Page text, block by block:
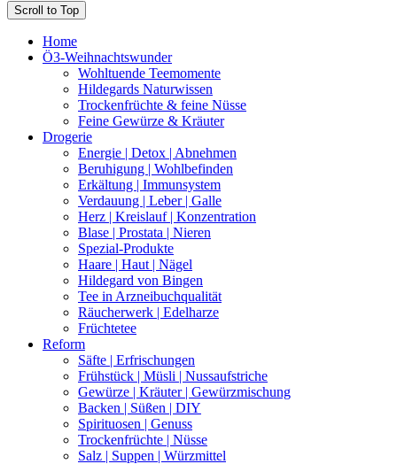
Scroll to Top
Home
Ö3-Weihnachtswunder
Wohltuende Teemomente
Hildegards Naturwissen
Trockenfrüchte & feine Nüsse
Feine Gewürze & Kräuter
Drogerie
Energie | Detox | Abnehmen
Beruhigung | Wohlbefinden
Erkältung | Immunsystem
Verdauung | Leber | Galle
Herz | Kreislauf | Konzentration
Blase | Prostata | Nieren
Spezial-Produkte
Haare | Haut | Nägel
Hildegard von Bingen
Tee in Arzneibuchqualität
Räucherwerk | Edelharze
Früchtetee
Reform
Säfte | Erfrischungen
Frühstück | Müsli | Nussaufstriche
Gewürze | Kräuter | Gewürzmischung
Backen | Süßen | DIY
Spirituosen | Genuss
Trockenfrüchte | Nüsse
Salz | Suppen | Würzmittel